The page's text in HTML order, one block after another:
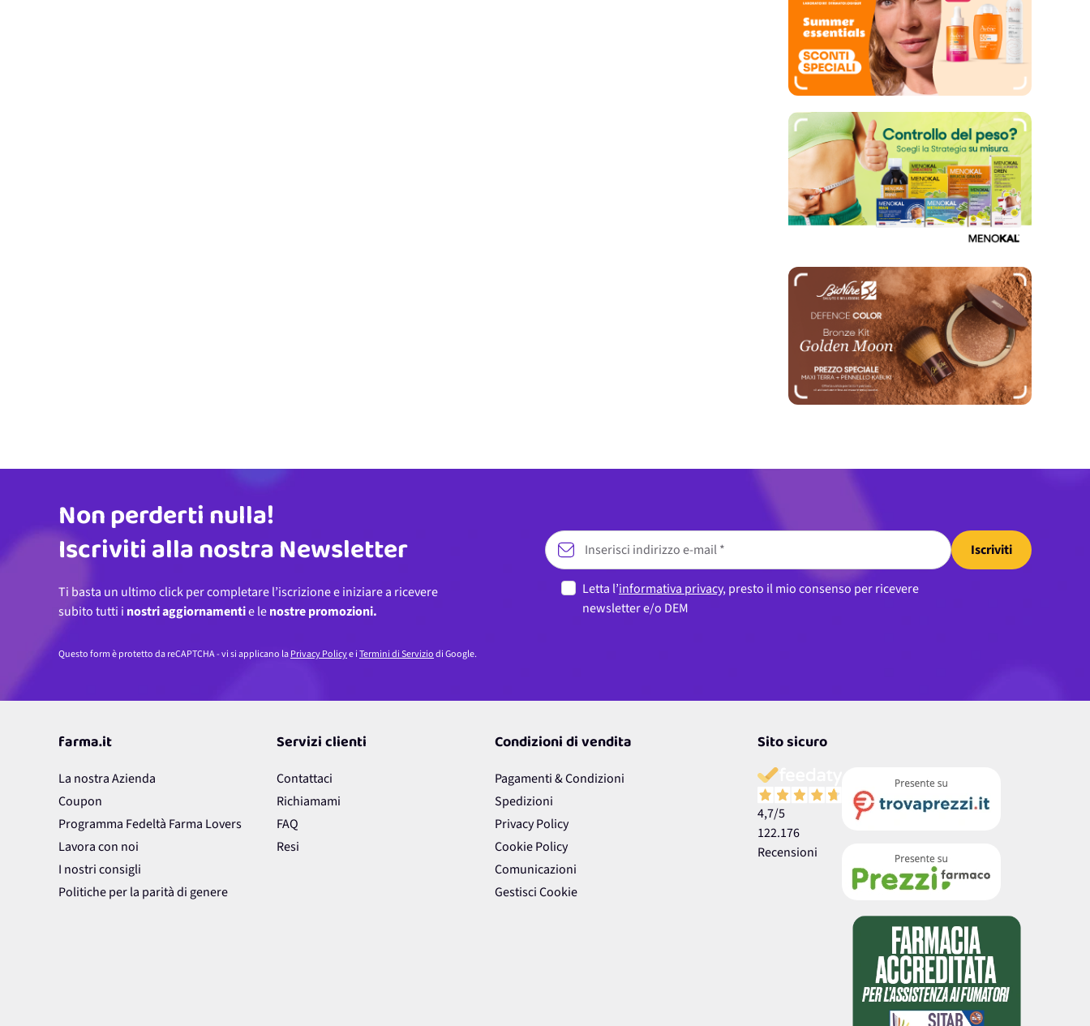
Indirizzo email
Non perderti nulla!
Iscriviti alla nostra Newsletter
Ti basta un ultimo click per completare l’iscrizione e iniziare a ricevere
subito tutti i nostri aggiornamentie lenostre promozioni.
Iscriviti
Letta l’informativa privacy, presto il mio consenso per ricevere
newsletter e/o DEM
Questo form è protetto da reCAPTCHA - vi si applicano laPrivacy Policye iTermini di Serviziodi Google.
farma.it
La nostra Azienda
Coupon
Programma Fedeltà Farma Lovers
Lavora con noi
I nostri consigli
Politiche per la parità di genere
Servizi clienti
Contattaci
Richiamami
FAQ
Resi
Condizioni di vendita
Pagamenti & Condizioni
Spedizioni
Privacy Policy
Cookie Policy
Comunicazioni
Gestisci Cookie
Sito sicuro
4,7/5
122.176
Recensioni